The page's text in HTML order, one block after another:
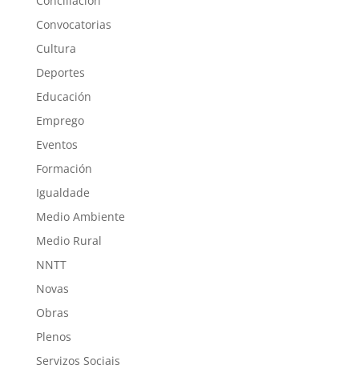
Convocatorias
Cultura
Deportes
Educación
Emprego
Eventos
Formación
Igualdade
Medio Ambiente
Medio Rural
NNTT
Novas
Obras
Plenos
Servizos Sociais